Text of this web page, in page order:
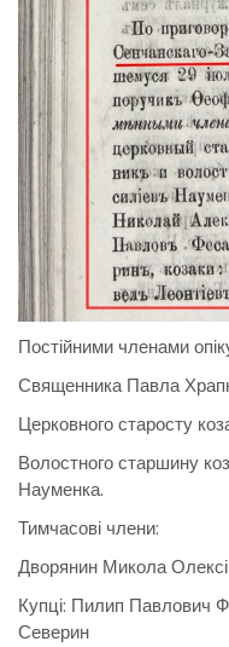
Постійними членами
Священника Павла
Церковного старосту
Волостного старшину
Науменка.
Тимчасові члени:
Дворянин Микола
Купці: Пилип Павлович
Северин